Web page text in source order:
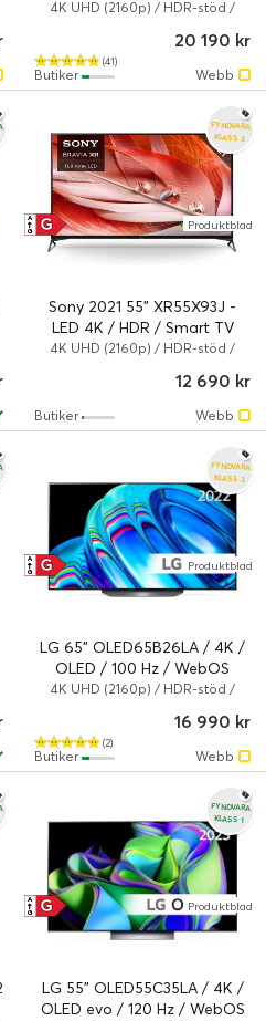
(Fyndvara klass 2)
4K UHD (2160p) / HDR-stöd /
(41)
20 190 kr
Webb
Butiker
FYNDVARA
KLASS 3
Sony 2021 55" XR55X93J -
LED 4K / HDR / Smart TV
(Fyndvara klass 3)
4K UHD (2160p) / HDR-stöd /
G
A
↑
G Produktblad
12 690 kr
Webb
Butiker
FYNDVARA
KLASS 3
LG 65" OLED65B26LA / 4K /
OLED / 100 Hz / WebOS
(Fyndvara klass 3)
4K UHD (2160p) / HDR-stöd /
G
A
↑
G Produktblad
(2)
16 990 kr
Webb
Butiker
FYNDVARA
KLASS 1
LG 55" OLED55C35LA / 4K /
OLED evo / 120 Hz / WebOS
G
A
↑
G Produktblad